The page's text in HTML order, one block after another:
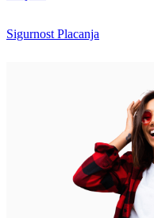
Sigurnost Placanja